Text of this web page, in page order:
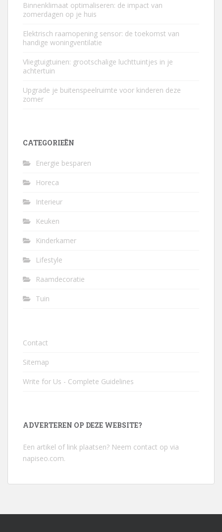
Binnenklimaat optimaliseren: de impact van
zomerdagen op je huis
Elektrisch raamopening sensor: de toekomst van
handige woningventilatie
Vliegtuigtuinen: grootschalige luchttuintjes in je
achtertuin
Upgrade je buitenspeelruimte voor kinderen deze
zomer
CATEGORIEËN
Energie besparen
Horeca
Interieur
Keuken
Kinderkamer
Lifestyle
Raamdecoratie
Tuin
Contact
Sitemap
Write for Us - Complete Guidelines
ADVERTEREN OP DEZE WEBSITE?
Een artikel of link plaatsen? Neem contact op via
napiseo.com.